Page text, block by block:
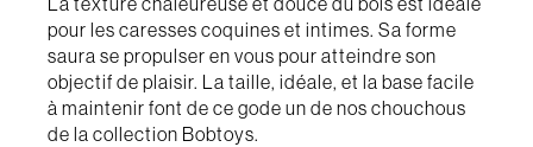
pour les caresses coquines et intimes. Sa forme
saura se propulser en vous pour atteindre son
objectif de plaisir. La taille, idéale, et la base facile
à maintenir font de ce gode un de nos chouchous
de la collection Bobtoys.